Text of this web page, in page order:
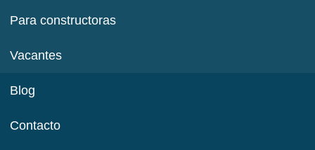
Para constructoras
Vacantes
Blog
Contacto